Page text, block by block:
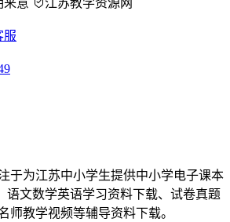
来意
江苏教学资源网
服
于为江苏中小学生提供中小学电子课本
语文数学英语学习资料下载、试卷真题
师教学视频等辅导资料下载。